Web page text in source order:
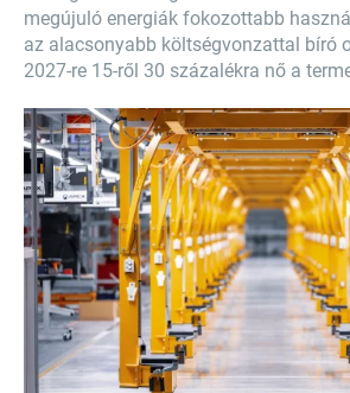
megújuló energiák fokozottabb
az alacsonyabb költségvonzattal bíró
2027-re 15-ről 30 százalékra nő a